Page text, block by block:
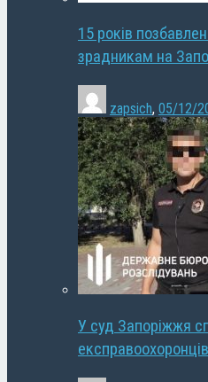
15 років
зрадникам на
zapsich, 05/12/
У суд Запоріжжя
експравоохоронців